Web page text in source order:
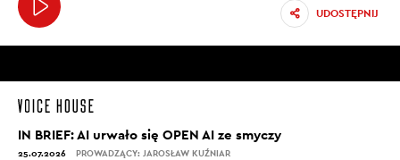
UDOSTĘPNIJ
IN BRIEF: AI urwało się OPEN AI ze smyczy
25.07.2026 PROWADZĄCY: JAROSŁAW KUŹNIAR